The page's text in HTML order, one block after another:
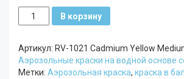
Количество
MTN
300
мл
Желтый
В корзину
Артикул: RV-1021 Cadmium Yellow
Аэрозольные краски на водной основе
Метки: Аэрозольная краска, краска в